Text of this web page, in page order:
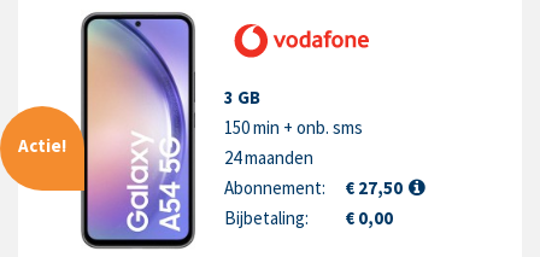
Actie!
3 GB
150 min + onb. sms
24 maanden
Abonnement:
€ 27,50
Bijbetaling:
€ 0,00